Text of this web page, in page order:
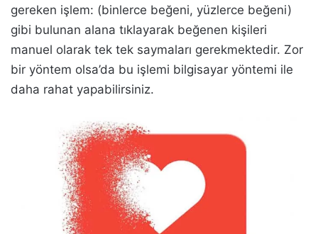
gereken işlem: (binlerce beğeni, yüzlerce beğeni)
gibi bulunan alana tıklayarak beğenen kişileri
manuel olarak tek tek saymaları gerekmektedir. Zor
bir yöntem olsa’da bu işlemi bilgisayar yöntemi ile
daha rahat yapabilirsiniz.